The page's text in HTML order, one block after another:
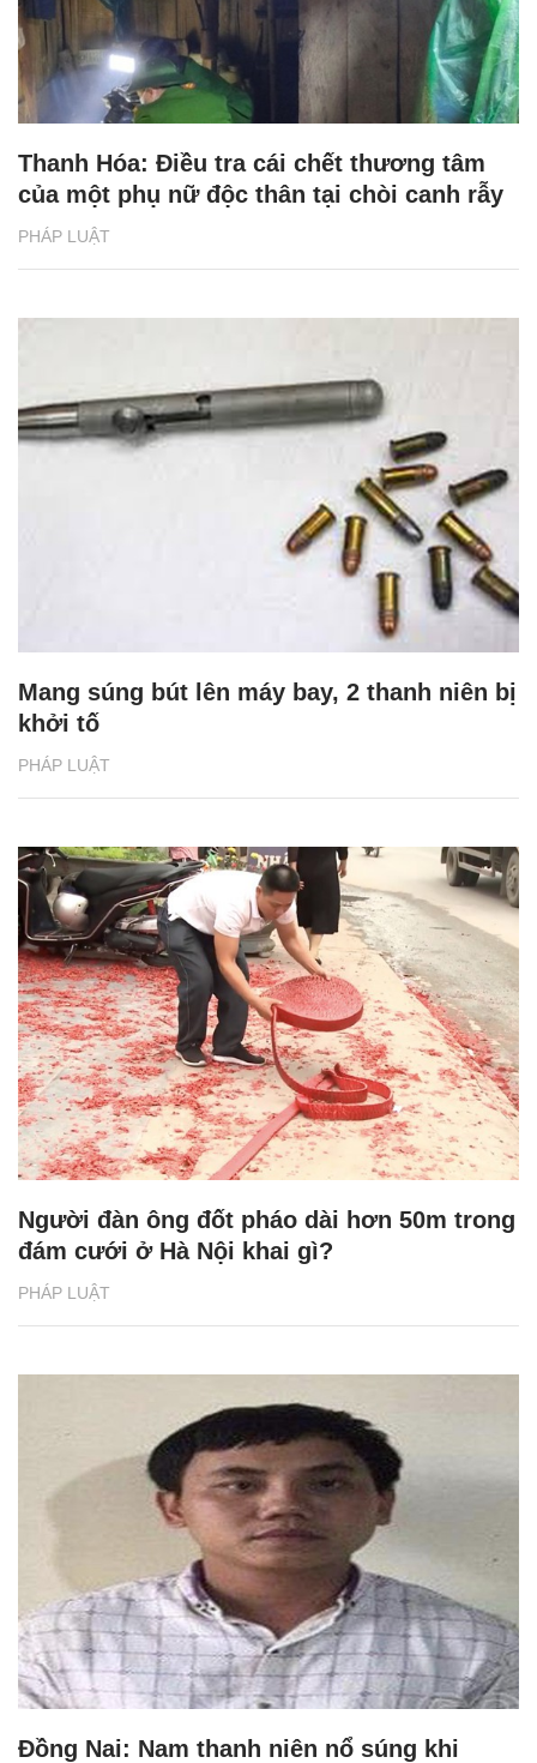
PHÁP LUẬT
Thanh Hóa: Điều tra cái chết thương tâm
của một phụ nữ độc thân tại chòi canh rẫy
PHÁP LUẬT
Mang súng bút lên máy bay, 2 thanh niên bị
khởi tố
PHÁP LUẬT
Người đàn ông đốt pháo dài hơn 50m trong
đám cưới ở Hà Nội khai gì?
Đồng Nai: Nam thanh niên nổ súng khi